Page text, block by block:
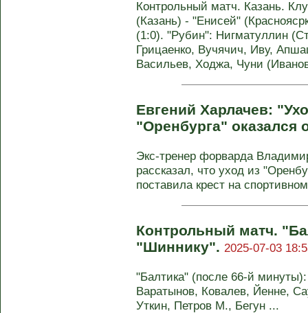
Контрольный матч. Казань.
(Казань) - "Енисей"
(1:0). "Рубин": Нигматуллин
Грицаенко, Вучячич, Иву,
Васильев, Ходжа, Чуни
Евгений Харлачев:
"Оренбурга"
Экс-тренер форварда
рассказал, что уход из
поставила крест на
Контрольный матч.
"Шиннику". 2025-07-03
"Балтика" (после 66-й
Варатынов, Ковалев, Йенне,
Уткин, Петров М., Бегун ...